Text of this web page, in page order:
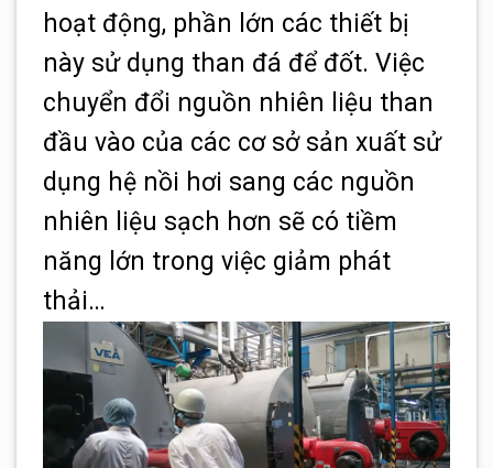
hoạt động, phần lớn các thiết bị
này sử dụng than đá để đốt. Việc
chuyển đổi nguồn nhiên liệu than
đầu vào của các cơ sở sản xuất sử
dụng hệ nồi hơi sang các nguồn
nhiên liệu sạch hơn sẽ có tiềm
năng lớn trong việc giảm phát
thải…